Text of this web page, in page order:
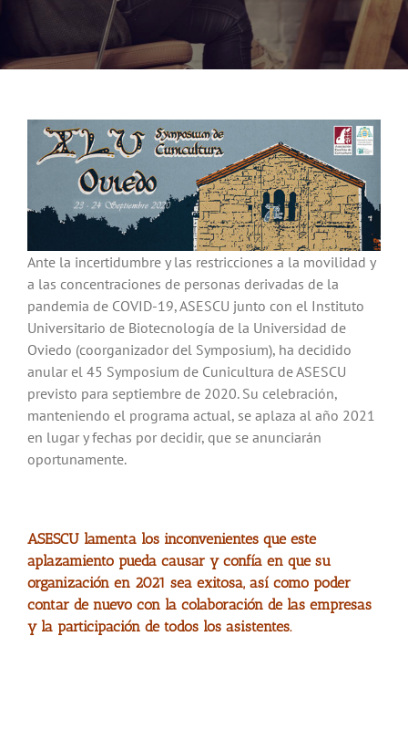
Contactar
WooCommerce My Account
WooCommerce Cart
Ante la incertidumbre y las restricciones a la movilidad y
a las concentraciones de personas derivadas de la
pandemia de COVID-19, ASESCU junto con el Instituto
Universitario de Biotecnología de la Universidad de
Oviedo (coorganizador del Symposium), ha decidido
anular el 45 Symposium de Cunicultura de ASESCU
previsto para septiembre de 2020. Su celebración,
manteniendo el programa actual, se aplaza al año 2021
en lugar y fechas por decidir, que se anunciarán
oportunamente.
ASESCU lamenta los inconvenientes que este
aplazamiento pueda causar y confía en que su
organización en 2021 sea exitosa, así como poder
contar de nuevo con la colaboración de las empresas
y la participación de todos los asistentes.